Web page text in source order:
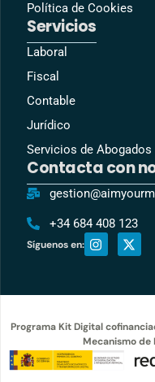
Política de Cookies
Servicios
Laboral
Fiscal
Contable
Jurídico
Servicios de Abogados
Contacta con
+34 684 408 123
Síguenos en:
Programa Kit Digital
Mecanismo de